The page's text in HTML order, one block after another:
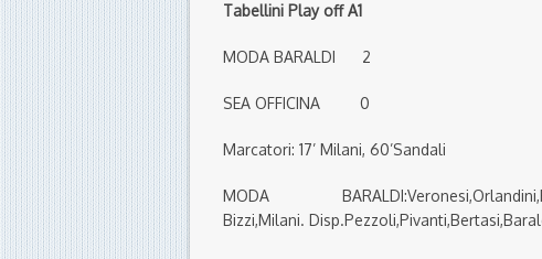
Tabellini Play off A1
MODA BARALDI 2
SEA OFFICINA 0
Marcatori: 17’ Milani, 60’Sandali
MODA
Bizzi,Milani.